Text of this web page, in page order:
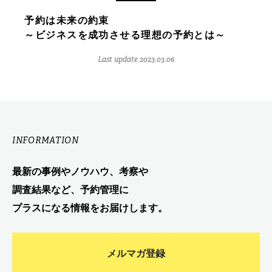
予約は未来の約束
～ビジネスを成功させる理想の予約とは～
Last update 2023.03.06
INFORMATION
最新の事例やノウハウ、考察や
調査結果など、予約管理に
プラスになる情報をお届けします。
メルマガ登録